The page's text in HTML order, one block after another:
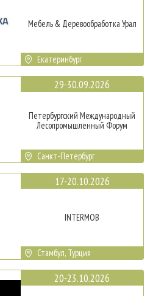
Мебель & Деревообработка Урал
Екатеринбург
29-30.09.2026
Петербургский Международный
Лесопромышленный Форум
Санкт-Петербург
17-20.10.2026
INTERMOB
Стамбул, Турция
20-23.10.2026